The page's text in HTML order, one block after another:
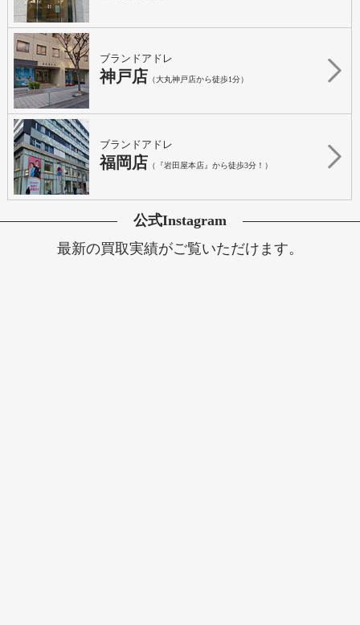
ブランドアドレ
神戸店 （大丸神戸店から徒歩1分）
ブランドアドレ
福岡店 （『岩田屋本店』から徒歩3分！）
公式Instagram
最新の買取実績がご覧いただけます。